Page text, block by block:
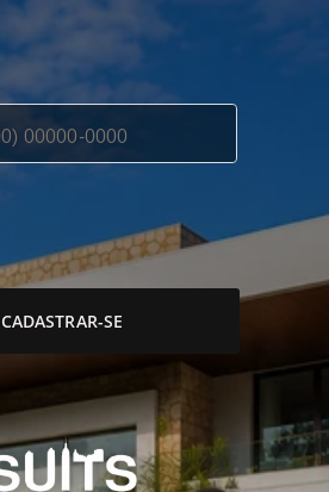
CADASTRAR-SE